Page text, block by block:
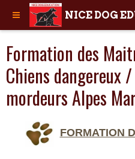
NICE DOG
Formation des
Chiens dangereux
mordeurs Alpes
FORMATION